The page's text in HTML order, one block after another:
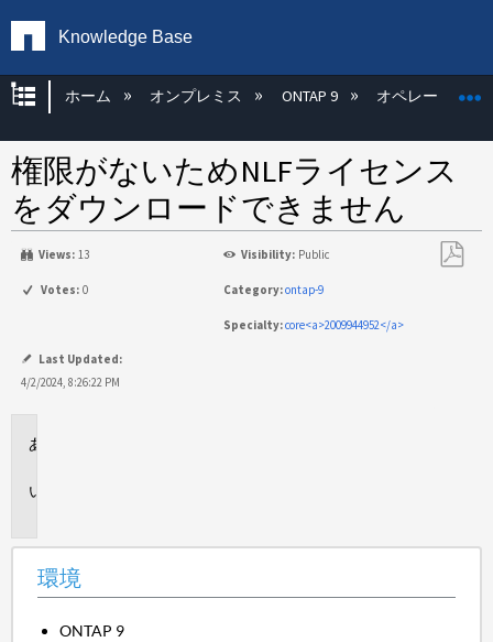
Knowledge Base
グローバル階層を展開/折りたたむ
ホーム オンプレミス ONTAP 9 オペレーティン
権限がないためNLFライセンス
をダウンロードできません
Views: 13 Visibility: Public
Votes: 0 Category:ontap-9
Specialty:core<a>2009944952</a>
Last Updated:
4/2/2024, 8:26:22 PM
環境
ONTAP 9